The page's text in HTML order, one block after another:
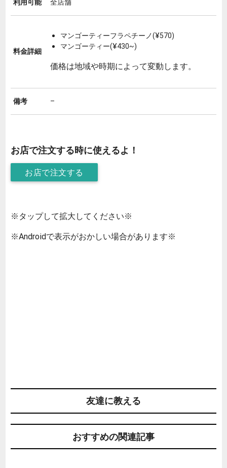
利用可能 全店舗
料金詳細
マンゴーティーフラペチーノ(¥570)
マンゴーティー(¥430~)
価格は地域や時期によって変動します。
備考 –
お店で注文する時に使えるよ！
お店で注文する
※タップして拡大してください※
※Androidで表示がおかしい場合があります※
友達に教える
おすすめの関連記事